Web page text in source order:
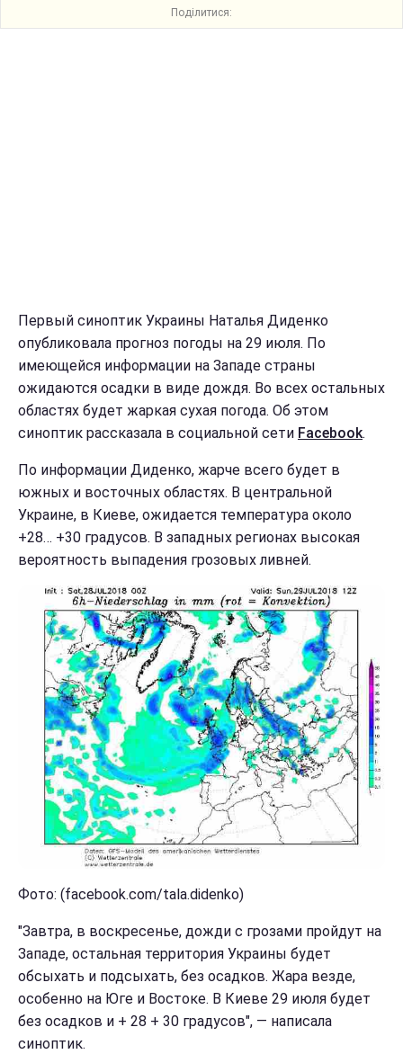
Поділитися:
Первый синоптик Украины Наталья Диденко
опубликовала прогноз погоды на 29 июля. По
имеющейся информации на Западе страны
ожидаются осадки в виде дождя. Во всех остальных
областях будет жаркая сухая погода. Об этом
синоптик рассказала в социальной сети Facebook.
По информации Диденко, жарче всего будет в
южных и восточных областях. В центральной
Украине, в Киеве, ожидается температура около
+28… +30 градусов. В западных регионах высокая
вероятность выпадения грозовых ливней.
Фото: (facebook.com/tala.didenko)
"Завтра, в воскресенье, дожди с грозами пройдут на
Западе, остальная территория Украины будет
обсыхать и подсыхать, без осадков. Жара везде,
особенно на Юге и Востоке. В Киеве 29 июля будет
без осадков и + 28 + 30 градусов", — написала
синоптик.